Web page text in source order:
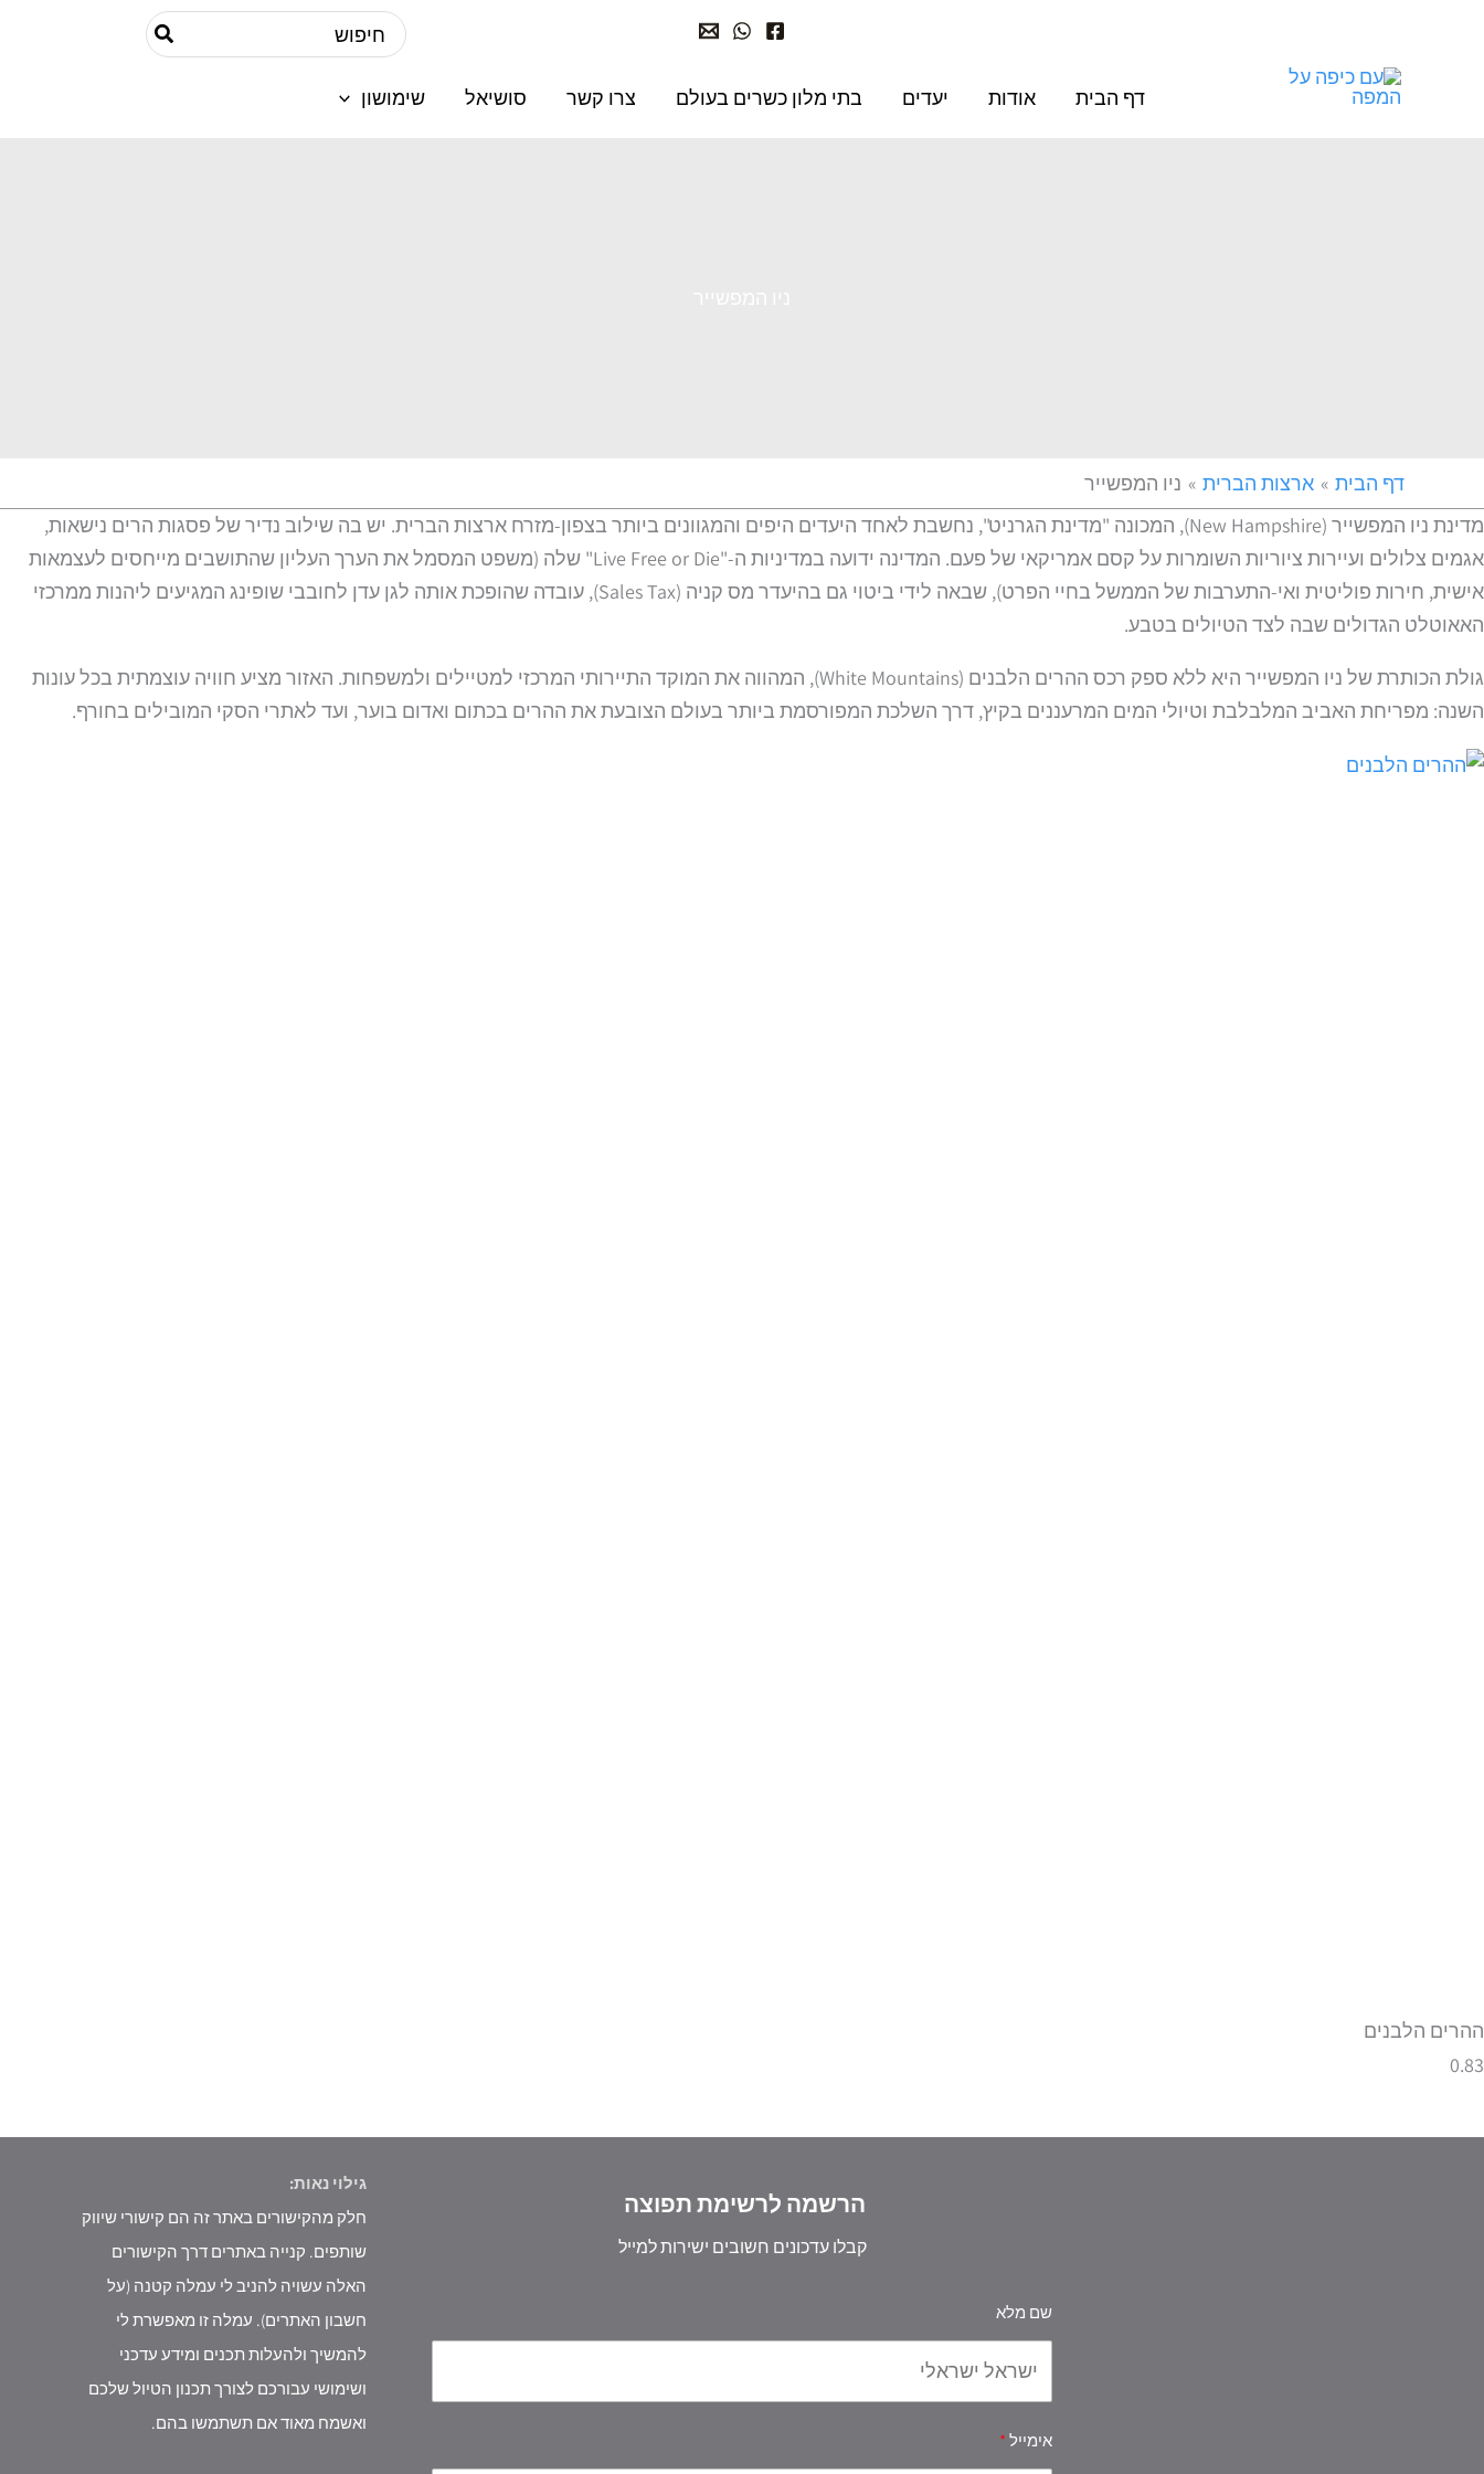
Search
for:
דף הבית
אודות יעדים בתי מלון כשרים בעולם צרו קשר סושיאל שימושון
דף הבית ארצות הברית
ניו המפשייר
מדינת ניו המפשייר (New Hampshire), המכונה "מדינת הגרניט", נחשבת לאחד היעדים היפים והמגוונים ביותר בצפון-מזרח ארצות הברית. יש בה שילוב נדיר של פסגות הרים נישאות,
אגמים צלולים ועיירות ציוריות השומרות על קסם אמריקאי של פעם. המדינה ידועה במדיניות ה-"Live Free or Die" שלה (משפט המסמל את הערך העליון שהתושבים מייחסים לעצמאות
אישית, חירות פוליטית ואי-התערבות של הממשל בחיי הפרט), שבאה לידי ביטוי גם בהיעדר מס קניה (Sales Tax), עובדה שהופכת אותה לגן עדן לחובבי שופינג המגיעים ליהנות ממרכזי
האאוטלט הגדולים שבה לצד הטיולים בטבע.
גולת הכותרת של ניו המפשייר היא ללא ספק רכס ההרים הלבנים (White Mountains), המהווה את המוקד התיירותי המרכזי למטיילים ולמשפחות. האזור מציע חוויה עוצמתית בכל עונות
השנה: מפריחת האביב המלבלבת וטיולי המים המרעננים בקיץ, דרך השלכת המפורסמת ביותר בעולם הצובעת את ההרים בכתום ואדום בוער, ועד לאתרי הסקי המובילים בחורף.
ההרים הלבנים
הרשמה לרשימת תפוצה
קבלו עדכונים חשובים ישירות למייל
שם מלא
אימייל
גילוי נאות:
חלק מהקישורים באתר זה הם קישורי שיווק
שותפים. קנייה באתרים דרך הקישורים
האלה עשויה להניב לי עמלה קטנה (על
חשבון האתרים). עמלה זו מאפשרת לי
להמשיך ולהעלות תכנים ומידע עדכני
ושימושי עבורכם לצורך תכנון הטיול שלכם
ואשמח מאוד אם תשתמשו בהם.